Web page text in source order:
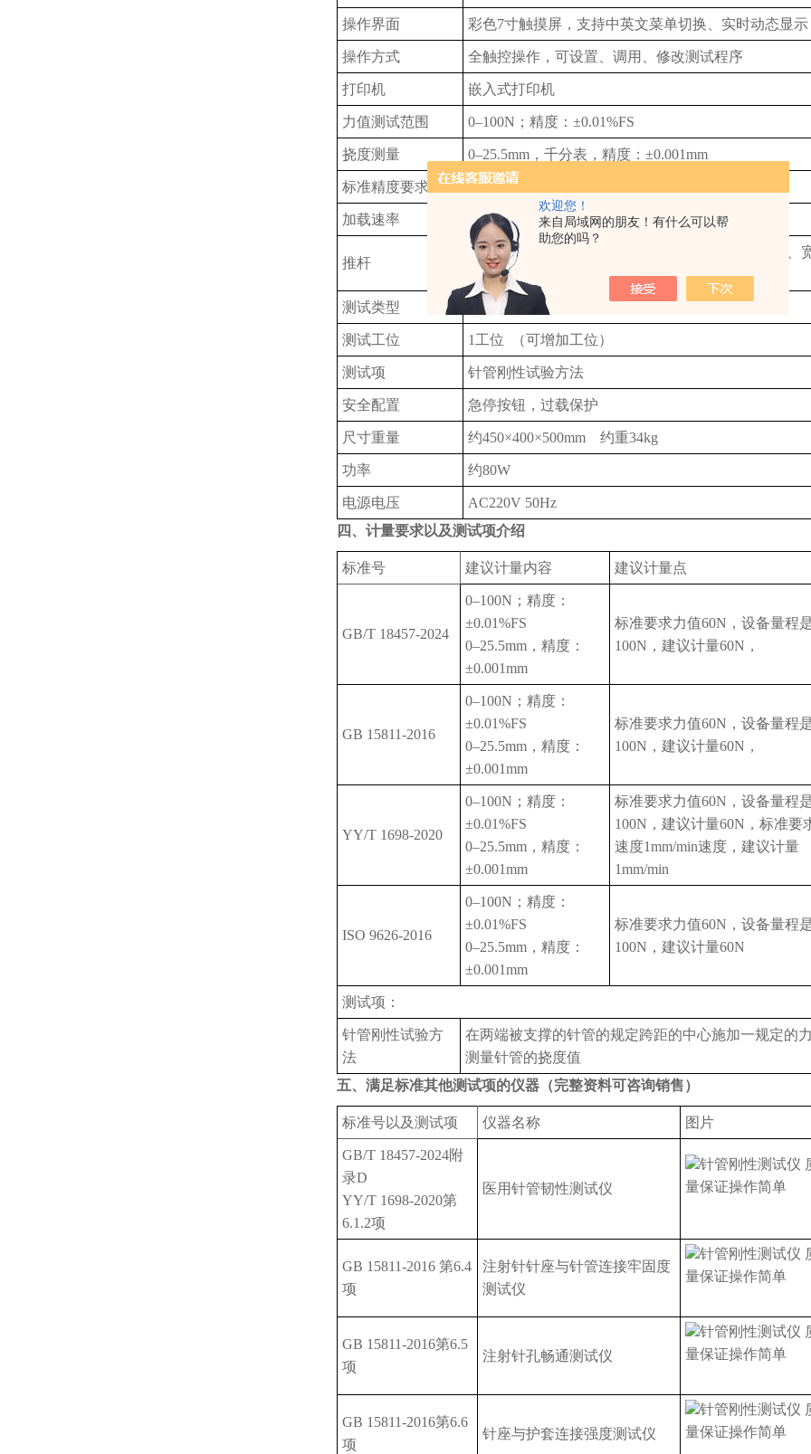
欢迎您！
来自局域网的朋友！有什么可以帮
助您的吗？
操作界面 彩色7寸触摸屏，支持中英文菜单切换、实时动态显示
操作方式 全触控操作，可设置、调用、修改测试程序
打印机 嵌入式打印机
力值测试范围 0–100N；精度：±0.01%FS
挠度测量 0–25.5mm，千分表，精度：±0.001mm
标准精度要求 力值精度：±0.01N 挠度精度：±0.01mm
加载速率 1mm/min-100mm/min 可调
推杆
下端呈钝楔形的、倾斜平面夹角为60、半径为1mm、
至少为5mm
测试类型 支持正常壁、薄壁、超薄壁针管的分类测试
测试工位 1工位 （可增加工位）
测试项 针管刚性试验方法
安全配置 急停按钮，过载保护
尺寸重量 约450×400×500mm 约重34kg
功率 约80W
电源电压
AC220V 50Hz
四、计量要求以及测试项介绍
标准号 建议计量内容 建议计量点
GB/T 18457-2024
0–100N；精度：
±0.01%FS
0–25.5mm，精度：
±0.001mm
标准要求力值60N，设备量程
100N，建议计量60N，
GB 15811-2016
0–100N；精度：
±0.01%FS
0–25.5mm，精度：
±0.001mm
标准要求力值60N，设备量程
100N，建议计量60N，
YY/T 1698-2020
0–100N；精度：
±0.01%FS
0–25.5mm，精度：
±0.001mm
标准要求力值60N，设备量程
100N，建议计量60N，标准要
速度1mm/min速度，建议计量
1mm/min
ISO 9626-2016
0–100N；精度：
±0.01%FS
0–25.5mm，精度：
±0.001mm
标准要求力值60N，设备量程
100N，建议计量60N
测试项：
针管刚性试验方
法
在两端被支撑的针管的规定跨距的中心施加一规定的
测量针管的挠度值
五、满足标准其他测试项的仪器（完整资料可咨询销售）
标准号以及测试项 仪器名称 图片
GB/T 18457-2024附
录D
YY/T 1698-2020第
6.1.2项
医用针管韧性测试仪
GB 15811-2016 第6.4
项
注射针针座与针管连接牢固度
测试仪
GB 15811-2016第6.5
项
注射针孔畅通测试仪
GB 15811-2016第6.6
项
针座与护套连接强度测试仪